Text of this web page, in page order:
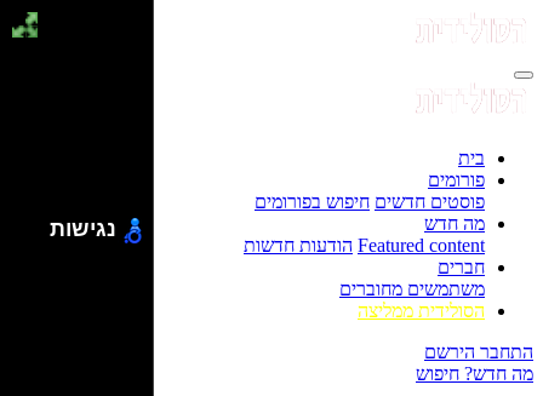
בית
פורומים
פוסטים חדשים חיפוש בפורומים
מה חדש
Featured content הודעות חדשות
חברים
משתמשים מחוברים
הסולידית ממליצה
התחבר הירשם
מה חדש? חיפוש
נגישות